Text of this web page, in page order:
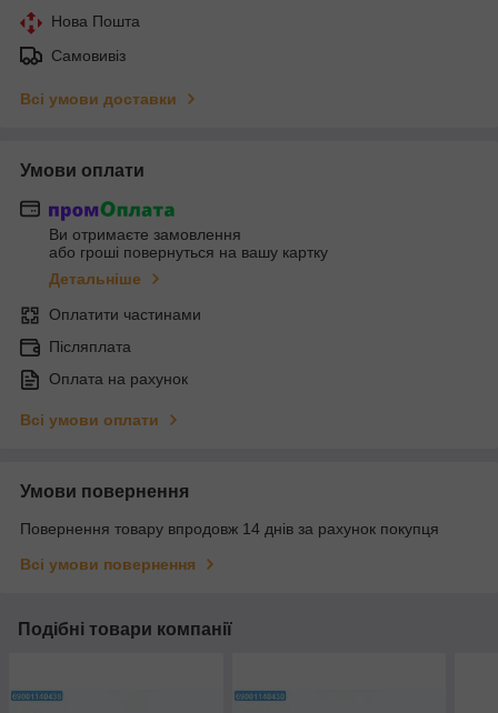
Нова Пошта
Самовивіз
Всі умови доставки
Умови оплати
Ви отримаєте замовлення
або гроші повернуться на вашу картку
Детальніше
Оплатити частинами
Післяплата
Оплата на рахунок
Всі умови оплати
Умови повернення
Повернення товару впродовж 14 днів за рахунок покупця
Всі умови повернення
Подібні товари компанії